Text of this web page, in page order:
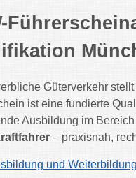
Güterverkehr
ist eine fundierte
Ausbildung im Bereich
– praxisnah,
und